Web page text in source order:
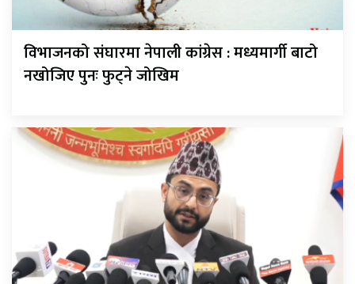
विभाजनको संघारमा नेपाली कांग्रेस : मध्यमार्गी बाटो
नखोजिए पुनः फुट्ने जोखिम